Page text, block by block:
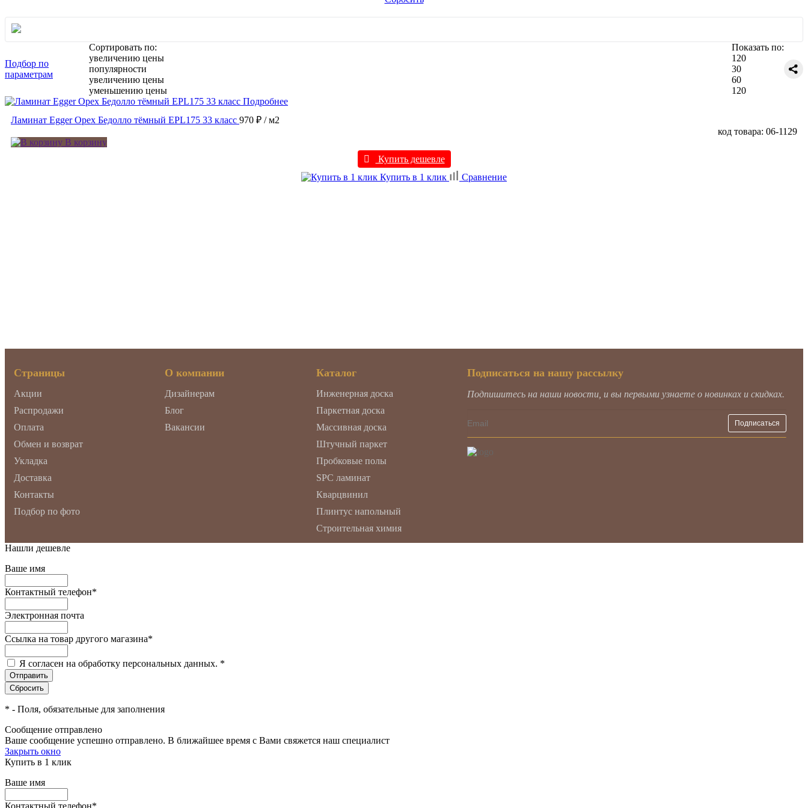
Подбор по
параметрам
Сортировать по:
увеличению цены
популярности
увеличению цены
уменьшению цены
Показать по:
120
30
60
120
Подробнее
Ламинат Egger Орех Бедолло тёмный EPL175 33 класс 970 ₽ / м2
код товара: 06-1129
В корзину
Купить дешевле
Купить в 1 клик
Сравнение
Страницы
Акции
Распродажи
Оплата
Обмен и возврат
Укладка
Доставка
Контакты
Подбор по фото
О компании
Дизайнерам
Блог
Вакансии
Каталог
Инженерная доска
Паркетная доска
Массивная доска
Штучный паркет
Пробковые полы
SPC ламинат
Кварцвинил
Плинтус напольный
Строительная химия
Подписаться на нашу рассылку
Подпишитесь на наши новости, и вы первыми узнаете о новинках и скидках.
Нашли дешевле
Ваше имя
Контактный телефон*
Электронная почта
Ссылка на товар другого магазина*
Я согласен на обработку персональных данных. *
* - Поля, обязательные для заполнения
Сообщение отправлено
Ваше сообщение успешно отправлено. В ближайшее время с Вами свяжется наш специалист
Закрыть окно
Купить в 1 клик
Ваше имя
Контактный телефон*